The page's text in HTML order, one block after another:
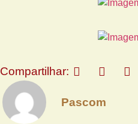
Compartilhar:
Pascom